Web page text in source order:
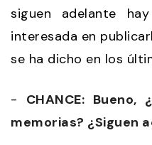
siguen adelante
interesada en
se ha dicho en los
- CHANCE:
memorias? ¿Siguen